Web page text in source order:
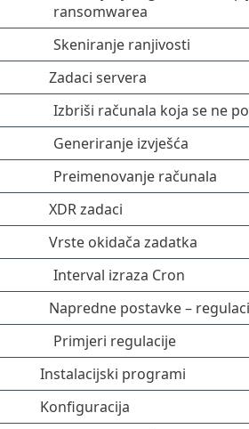
ransomwarea
Skeniranje ranjivosti
Zadaci servera
Izbriši računala koja se ne
Generiranje izvješća
Preimenovanje računala
XDR zadaci
Vrste okidača zadatka
Interval izraza Cron
Napredne postavke –
Primjeri regulacije
Instalacijski programi
Konfiguracija